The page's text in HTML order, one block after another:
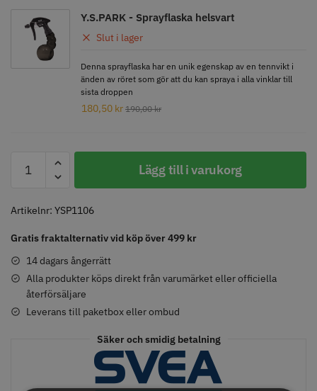
Y.S.PARK - Sprayflaska helsvart
Denna sprayflaska har en unik egenskap av en tennvikt i
änden av röret som gör att du kan spraya i alla vinklar till
sista droppen
180,50 kr 190,00kr
Slut i lager
333
Röd
mängd
Lägg till i varukorg
Artikelnr: YSP1106
Gratis fraktalternativ vid köp över 499 kr
14 dagars ångerrätt
Alla produkter köps direkt från varumärket eller officiella
återförsäljare
Leverans till paketbox eller ombud
Säker och smidig betalning
Comair toppapper vikta - 70 mm
Jaguar Pre Style Relax Slice 5.5
STORSÄLJARE